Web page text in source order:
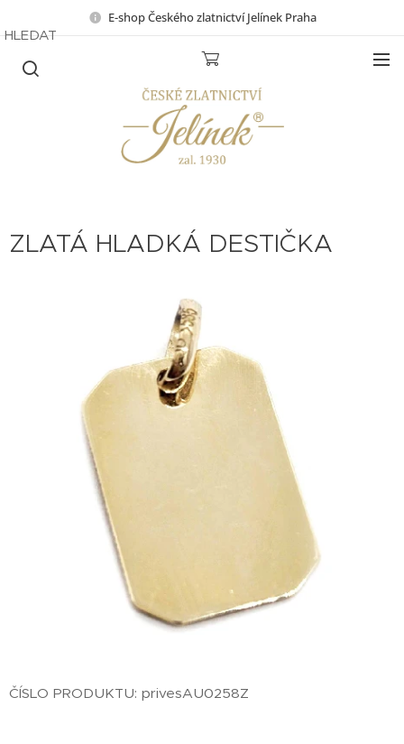
E-shop Českého zlatnictví Jelínek Praha
HLEDAT
ZLATÁ HLADKÁ DESTIČKA
ČÍSLO PRODUKTU: privesAU0258Z